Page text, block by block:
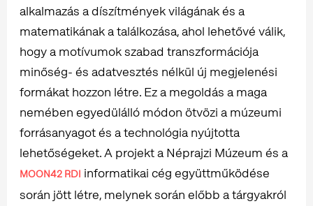
alkalmazás a díszítmények világának és a
matematikának a találkozása, ahol lehetővé válik,
hogy a motívumok szabad transzformációja
minőség- és adatvesztés nélkül új megjelenési
formákat hozzon létre. Ez a megoldás a maga
nemében egyedülálló módon ötvözi a múzeumi
forrásanyagot és a technológia nyújtotta
lehetőségeket. A projekt a Néprajzi Múzeum és a
MOON42 RDI informatikai cég együttműködése
során jött létre, melynek során előbb a tárgyakról